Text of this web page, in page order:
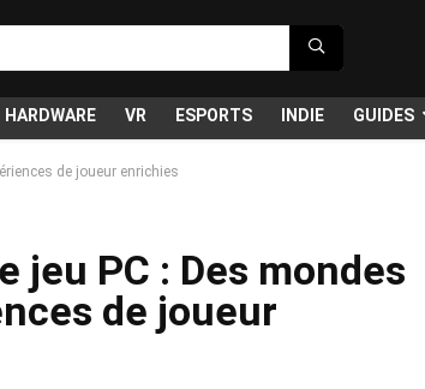
HARDWARE VR ESPORTS INDIE GUIDES
de joueur enrichies
jeu PC : Des mondes
de joueur